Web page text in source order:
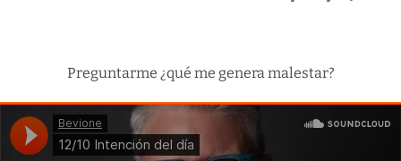
Preguntarme ¿qué me genera malestar?